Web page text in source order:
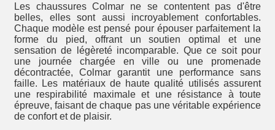
Les chaussures Colmar ne se contentent pas d'être
belles, elles sont aussi incroyablement confortables.
Chaque modèle est pensé pour épouser parfaitement la
forme du pied, offrant un soutien optimal et une
sensation de légèreté incomparable. Que ce soit pour
une journée chargée en ville ou une promenade
décontractée, Colmar garantit une performance sans
faille. Les matériaux de haute qualité utilisés assurent
une respirabilité maximale et une résistance à toute
épreuve, faisant de chaque pas une véritable expérience
de confort et de plaisir.